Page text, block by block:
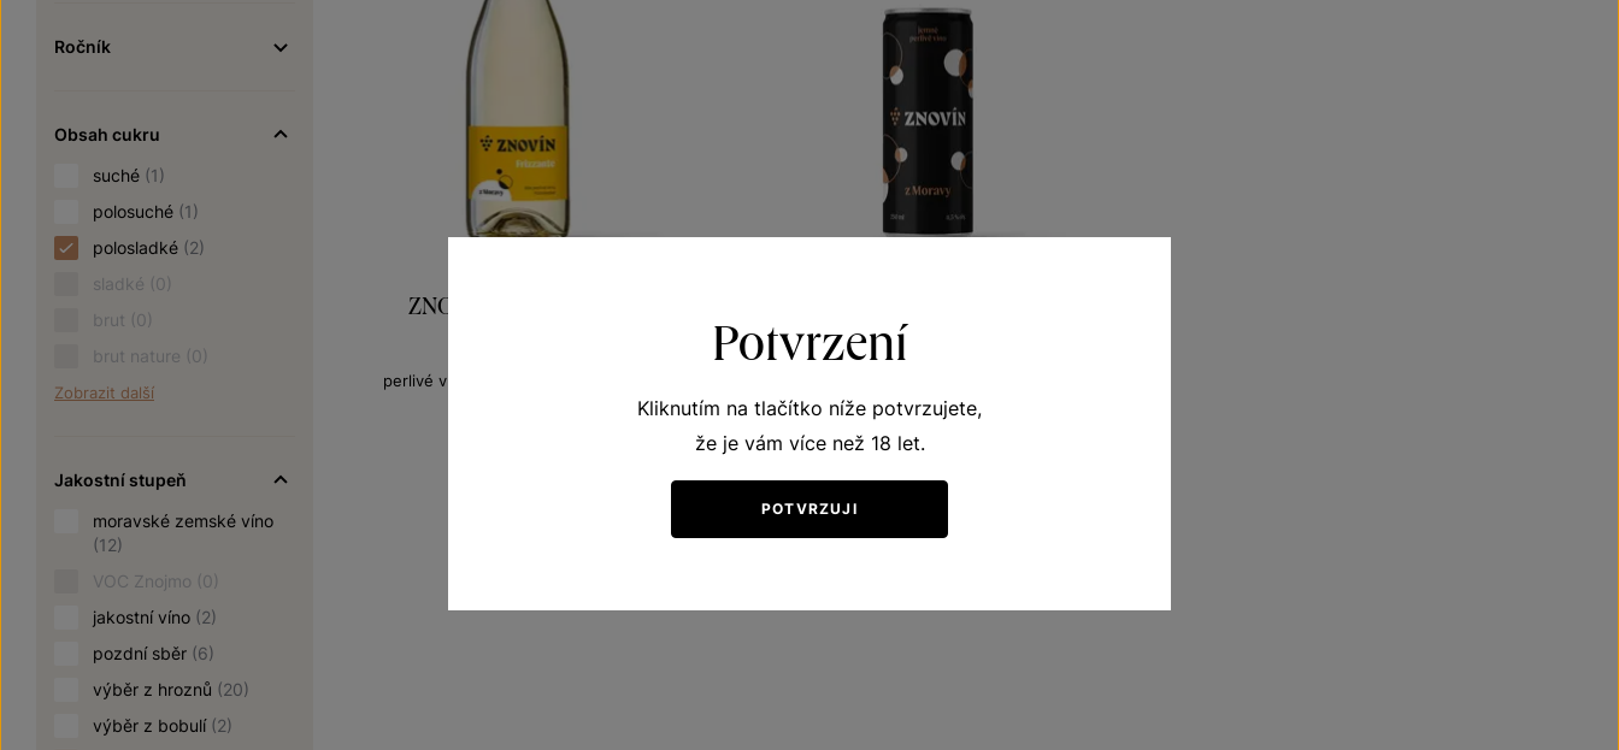
Ročník
Obsah cukru
suché (1)
polosuché (1)
polosladké (2)
sladké (0)
brut (0)
brut nature (0)
Zobrazit další
Jakostní stupeň
moravské zemské víno
(12)
VOC Znojmo (0)
jakostní víno (2)
pozdní sběr (6)
výběr z hroznů (20)
výběr z bobulí (2)
ZNOVÍN Frizzante bílé
perlivé víno moravské zemské 2025
Perlivá vína
Šarže 5313
39,90
Potvrzení
Kliknutím na tlačítko níže potvrzujete,
že je vám více než 18 let.
POTVRZUJI